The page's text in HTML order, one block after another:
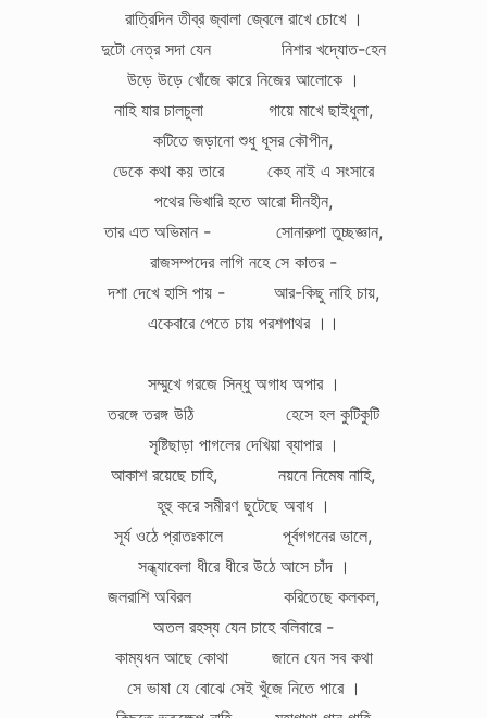
রাত্রিদিন তীব্র জ্বালা জ্বেলে রাখে চোখে ।
দুটো নেত্র সদা যেন নিশার খদ্যোত-হেন
উড়ে উড়ে খোঁজে কারে নিজের আলোকে ।
নাহি যার চালচুলা গায়ে মাখে ছাইধুলা,
কটিতে জড়ানো শুধু ধূসর কৌপীন,
ডেকে কথা কয় তারে কেহ নাই এ সংসারে
পথের ভিখারি হতে আরো দীনহীন,
তার এত অভিমান - সোনারুপা তুচ্ছজ্ঞান,
রাজসম্পদের লাগি নহে সে কাতর -
দশা দেখে হাসি পায় - আর-কিছু নাহি চায়,
একেবারে পেতে চায় পরশপাথর ।।
সম্মুখে গরজে সিন্ধু অগাধ অপার ।
তরঙ্গে তরঙ্গ উঠি হেসে হল কুটিকুটি
সৃষ্টিছাড়া পাগলের দেখিয়া ব্যাপার ।
আকাশ রয়েছে চাহি, নয়নে নিমেষ নাহি,
হূহু করে সমীরণ ছুটেছে অবাধ ।
সূর্য ওঠে প্রাতঃকালে পূর্বগগনের ভালে,
সন্ধ্যাবেলা ধীরে ধীরে উঠে আসে চাঁদ ।
জলরাশি অবিরল করিতেছে কলকল,
অতল রহস্য যেন চাহে বলিবারে -
কাম্যধন আছে কোথা জানে যেন সব কথা
সে ভাষা যে বোঝে সেই খুঁজে নিতে পারে ।